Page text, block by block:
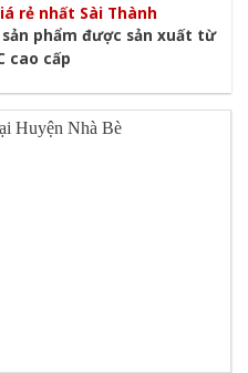
rẻ nhất Sài Thành
phẩm được sản xuất từ
cao cấp